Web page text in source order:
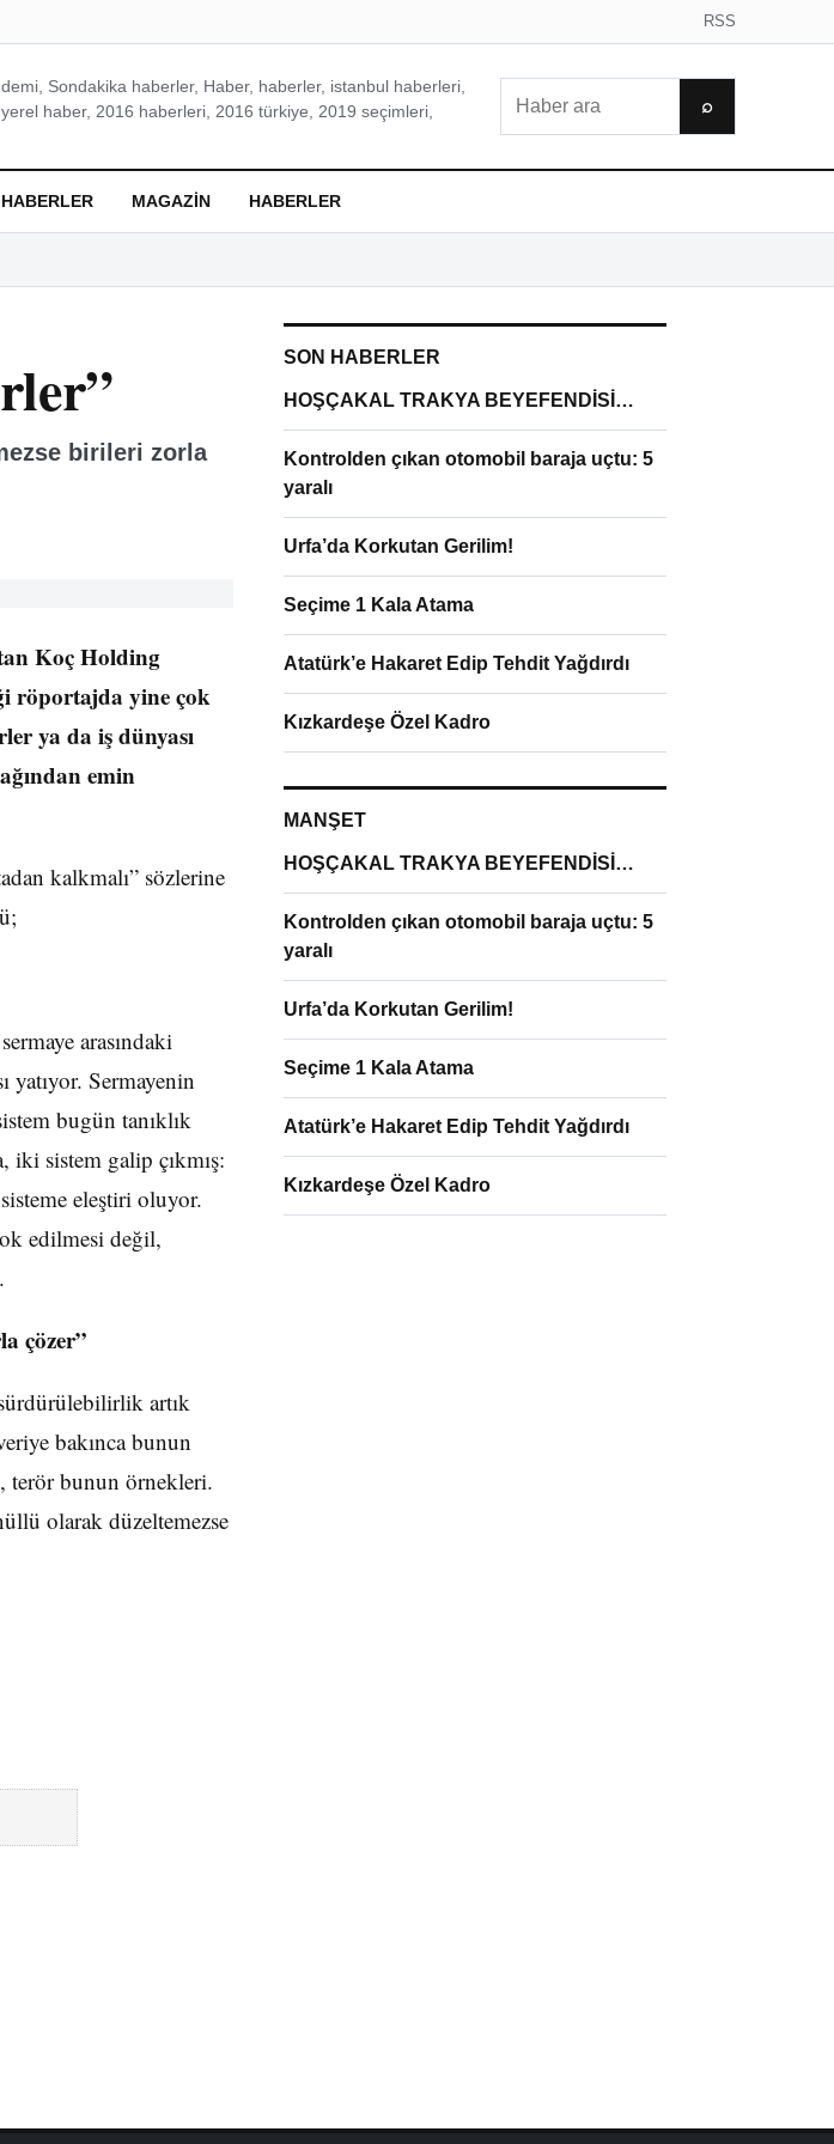
RSS
Sondakika haberler, Haber, haberler, istanbul haberleri,
haber, 2016 haberleri, 2016 türkiye, 2019 seçimleri,
⌕
MAGAZIN HABERLER
birileri zorla
Koç Holding
röportajda yine çok
ya da iş dünyası
emin
kalkmalı” sözlerine
arasındaki
yatıyor. Sermayenin
bugün tanıklık
sistem galip çıkmış:
eleştiri oluyor.
edilmesi değil,
çözer”
artık
bakınca bunun
terör bunun örnekleri.
olarak düzeltemezse
SON HABERLER
HOŞÇAKAL TRAKYA BEYEFENDİSİ…
Kontrolden çıkan otomobil baraja uçtu: 5
yaralı
Urfa’da Korkutan Gerilim!
Seçime 1 Kala Atama
Atatürk’e Hakaret Edip Tehdit Yağdırdı
Kızkardeşe Özel Kadro
MANŞET
HOŞÇAKAL TRAKYA BEYEFENDİSİ…
Kontrolden çıkan otomobil baraja uçtu: 5
yaralı
Urfa’da Korkutan Gerilim!
Seçime 1 Kala Atama
Atatürk’e Hakaret Edip Tehdit Yağdırdı
Kızkardeşe Özel Kadro